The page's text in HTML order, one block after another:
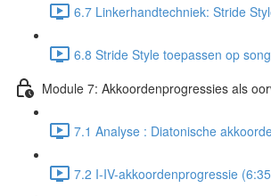
6.7 Linkerhandtechniek: Stride
6.8 Stride Style toepassen op
Module 7: Akkoordenprogressies als
7.1 Analyse : Diatonische
7.2 I-IV-akkoordenprogressie